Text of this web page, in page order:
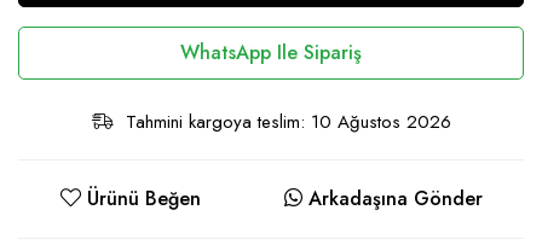
WhatsApp Ile Sipariş
Tahmini kargoya teslim: 10 Ağustos 2026
Ürünü Beğen Arkadaşına Gönder